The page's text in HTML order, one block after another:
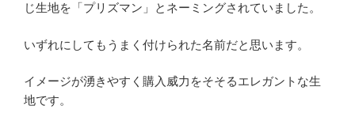
じ生地を「プリズマン」とネーミングされていました。
いずれにしてもうまく付けられた名前だと思います。
イメージが湧きやすく購入威力をそそるエレガントな生
地です。